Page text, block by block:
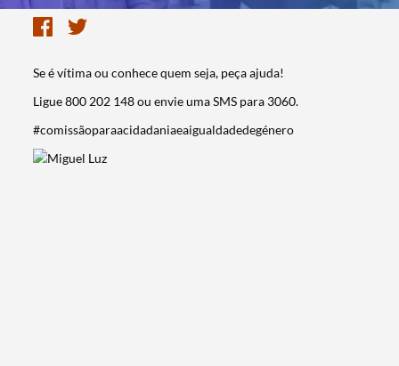
Se é vítima ou conhece quem seja, peça ajuda!
Ligue 800 202 148 ou envie uma SMS para 3060.
#comissãoparaacidadaniaeaigualdadedegénero